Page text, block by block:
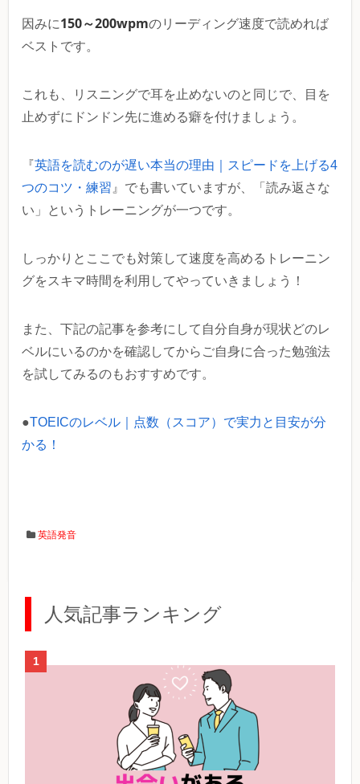
因みに150～200wpmのリーディング速度で読めれば
ベストです。
これも、リスニングで耳を止めないのと同じで、目を
止めずにドンドン先に進める癖を付けましょう。
『英語を読むのが遅い本当の理由｜スピードを上げる4
つのコツ・練習 』でも書いていますが、「読み返さな
い」というトレーニングが一つです。
しっかりとここでも対策して速度を高めるトレーニン
グをスキマ時間を利用してやっていきましょう！
また、下記の記事を参考にして自分自身が現状どのレ
ベルにいるのかを確認してからご自身に合った勉強法
を試してみるのもおすすめです。
●TOEICのレベル｜点数（スコア）で実力と目安が分
かる！
英語発音
人気記事ランキング
1